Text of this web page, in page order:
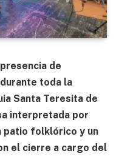
de
toda la
Santa Teresita de
interpretada por
patio folklórico y un
el cierre a cargo del